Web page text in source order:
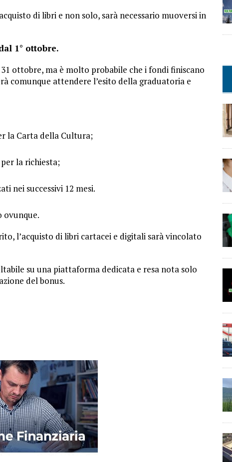
di libri e non solo, sarà necessario muoversi in
1° ottobre.
ottobre, ma è molto probabile che i fondi finiscano
comunque attendere l’esito della graduatoria e
la Carta della Cultura;
la richiesta;
nei successivi 12 mesi.
ovunque.
l’acquisto di libri cartacei e digitali sarà vincolato
su una piattaforma dedicata e resa nota solo
del bonus.